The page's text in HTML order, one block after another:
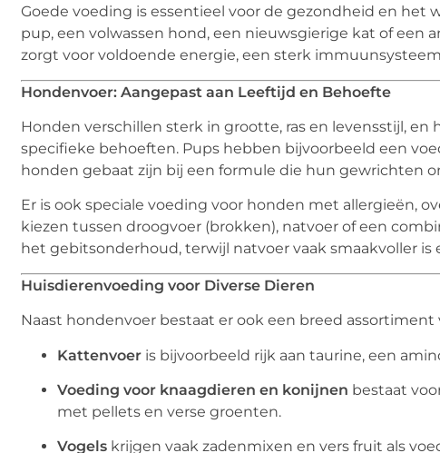
Goede voeding is essentieel voor de gezondheid en het
pup, een volwassen hond, een nieuwsgierige kat of een
zorgt voor voldoende energie, een sterk
Hondenvoer: Aangepast aan Leeftijd en Behoefte
Honden verschillen sterk in grootte, ras en levensstijl,
specifieke behoeften. Pups hebben bijvoorbeeld een
honden gebaat zijn bij een formule die hun gewrichten
Er is ook speciale voeding voor honden met allergieën,
kiezen tussen droogvoer (brokken), natvoer of een
het gebitsonderhoud, terwijl natvoer vaak smaakvoller is
Huisdierenvoeding voor Diverse Dieren
Naast hondenvoer bestaat er ook een breed
Kattenvoer is bijvoorbeeld rijk aan taurine, een
Voeding voor knaagdieren en konijnen bestaat
met pellets en verse groenten.
Vogels krijgen vaak zadenmixen en vers fruit als